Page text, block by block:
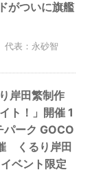
がついに旗艦
代表：永砂智
岸田繁制作
ト！」開催 1
ーク GOCO
くるり岸田
ベント限定